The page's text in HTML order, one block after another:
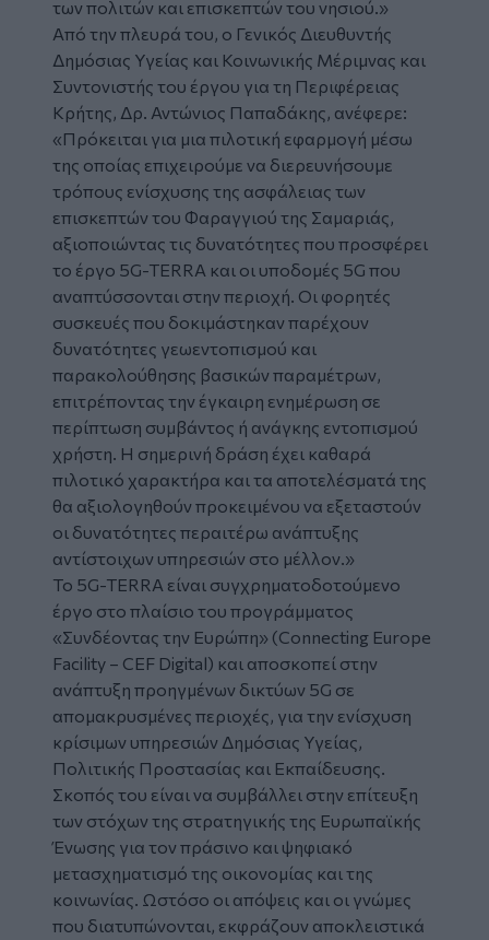
των πολιτών και επισκεπτών του νησιού.»
Από την πλευρά του, ο Γενικός Διευθυντής
Δημόσιας Υγείας και Κοινωνικής Μέριμνας και
Συντονιστής του έργου για τη Περιφέρειας
Κρήτης, Δρ. Αντώνιος Παπαδάκης, ανέφερε:
«Πρόκειται για μια πιλοτική εφαρμογή μέσω
της οποίας επιχειρούμε να διερευνήσουμε
τρόπους ενίσχυσης της ασφάλειας των
επισκεπτών του Φαραγγιού της Σαμαριάς,
αξιοποιώντας τις δυνατότητες που προσφέρει
το έργο 5G-TERRA και οι υποδομές 5G που
αναπτύσσονται στην περιοχή. Οι φορητές
συσκευές που δοκιμάστηκαν παρέχουν
δυνατότητες γεωεντοπισμού και
παρακολούθησης βασικών παραμέτρων,
επιτρέποντας την έγκαιρη ενημέρωση σε
περίπτωση συμβάντος ή ανάγκης εντοπισμού
χρήστη. Η σημερινή δράση έχει καθαρά
πιλοτικό χαρακτήρα και τα αποτελέσματά της
θα αξιολογηθούν προκειμένου να εξεταστούν
οι δυνατότητες περαιτέρω ανάπτυξης
αντίστοιχων υπηρεσιών στο μέλλον.»
Το 5G-TERRA είναι συγχρηματοδοτούμενο
έργο στο πλαίσιο του προγράμματος
«Συνδέοντας την Ευρώπη» (Connecting Europe
Facility – CEF Digital) και αποσκοπεί στην
ανάπτυξη προηγμένων δικτύων 5G σε
απομακρυσμένες περιοχές, για την ενίσχυση
κρίσιμων υπηρεσιών Δημόσιας Υγείας,
Πολιτικής Προστασίας και Εκπαίδευσης.
Σκοπός του είναι να συμβάλλει στην επίτευξη
των στόχων της στρατηγικής της Ευρωπαϊκής
Ένωσης για τον πράσινο και ψηφιακό
μετασχηματισμό της οικονομίας και της
κοινωνίας. Ωστόσο οι απόψεις και οι γνώμες
που διατυπώνονται, εκφράζουν αποκλειστικά